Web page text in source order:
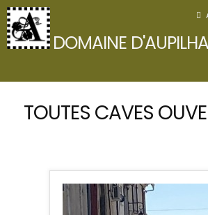
Skip
to
content
DOMAINE
TOUTES CAVES